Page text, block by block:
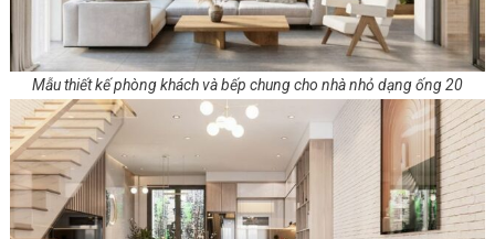
Mẫu thiết kế phòng khách và bếp chung cho nhà nhỏ dạng ống 20